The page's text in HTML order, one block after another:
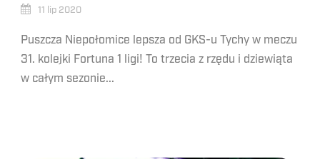
11 lip 2020
Puszcza Niepołomice lepsza od GKS-u Tychy w meczu
31. kolejki Fortuna 1 ligi! To trzecia z rzędu i dziewiąta
w całym sezonie...